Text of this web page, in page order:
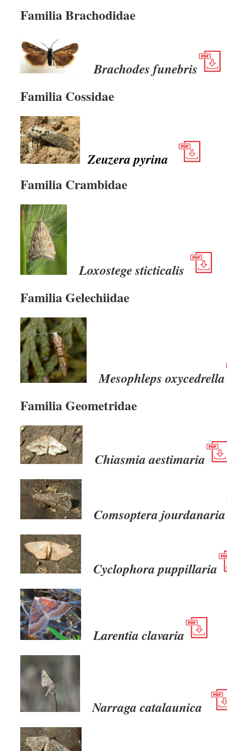
Familia Brachodidae
Brachodes funebris
Familia Cossidae
Zeuzera pyrina
Familia Crambidae
Loxostege sticticalis
Familia Gelechiidae
Mesophleps oxycedrella
Familia Geometridae
Chiasmia aestimaria
Comsoptera jourdanaria
Cyclophora puppillaria
Larentia clavaria
Narraga catalaunica